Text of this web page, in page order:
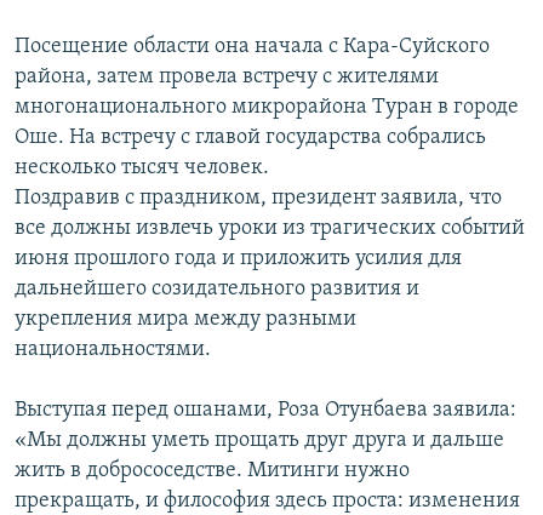
Посещение области она начала с Кара-Суйского
района, затем провела встречу с жителями
многонационального микрорайона Туран в городе
Оше. На встречу с главой государства собрались
несколько тысяч человек.
Поздравив с праздником, президент заявила, что
все должны извлечь уроки из трагических событий
июня прошлого года и приложить усилия для
дальнейшего созидательного развития и
укрепления мира между разными
национальностями.
Выступая перед ошанами, Роза Отунбаева заявила:
«Мы должны уметь прощать друг друга и дальше
жить в добрососедстве. Митинги нужно
прекращать, и философия здесь проста: изменения